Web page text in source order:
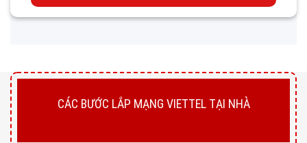
CÁC BƯỚC LẮP MẠNG VIETTEL TẠI NHÀ